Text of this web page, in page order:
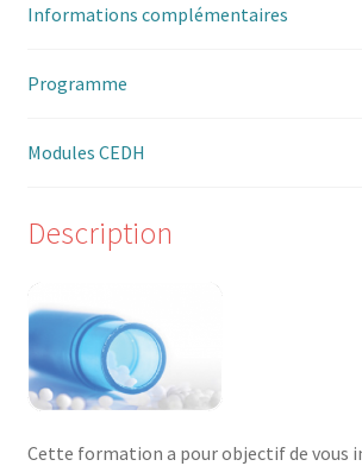
Informations complémentaires
Programme
Modules CEDH
Description
Cette formation a pour objectif de vous